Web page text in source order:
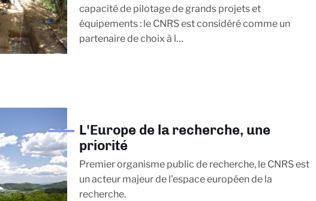
capacité de pilotage de grands projets et
équipements : le CNRS est considéré comme un
partenaire de choix à l…
L'Europe de la recherche, une
priorité
Premier organisme public de recherche, le CNRS est
un acteur majeur de l'espace européen de la
recherche.